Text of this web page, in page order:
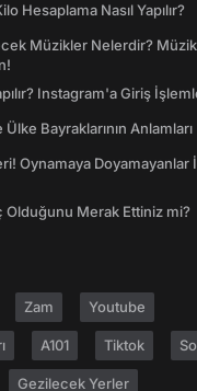
Hesaplama Nasıl Yapılır?
Müzikler Nelerdir?
Instagram'a Giriş
Bayraklarının Anlamları
Oynamaya Doyamayanlar
Olduğunu Merak Ettiniz mi?
Zam Youtube
A101 Tiktok
Gezilecek Yerler